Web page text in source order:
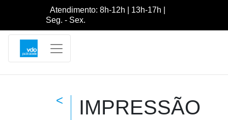
Atendimento: 8h-12h | 13h-17h |
Seg. - Sex.
<
IMPRESSÃO